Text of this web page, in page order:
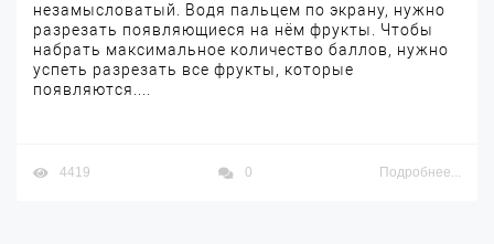
незамысловатый. Водя пальцем по экрану, нужно
разрезать появляющиеся на нём фрукты. Чтобы
набрать максимальное количество баллов, нужно
успеть разрезать все фрукты, которые
появляются....
4419 0 Подробнее...